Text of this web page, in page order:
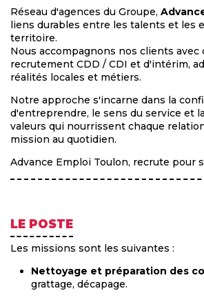
Réseau d'agences du Groupe,
liens durables entre les talents et les
territoire.
Nous accompagnons nos clients avec
recrutement CDD / CDI et d'intérim,
réalités locales et métiers.
Notre approche s'incarne dans la
d'entreprendre, le sens du service et
valeurs qui nourrissent chaque
mission au quotidien.
Advance Emploi Toulon, recrute pour
LE POSTE
Les missions sont les suivantes :
Nettoyage et préparation des
grattage, décapage.